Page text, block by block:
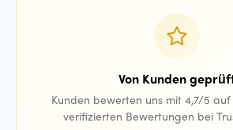
Von Kunden
Kunden bewerten uns mit 4,7/5 auf
verifizierten Bewertungen bei